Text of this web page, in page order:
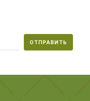
ОТПРАВИТЬ